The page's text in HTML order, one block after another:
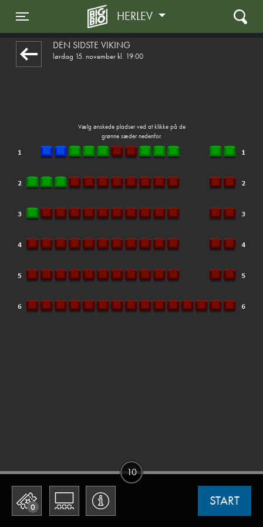
Toggle navigation
HERLEV
DEN SIDSTE VIKING
lørdag 15. november kl. 19:00
Vælg ønskede pladser ved at klikke på de
grønne sæder nedenfor.
0 START
10
front05-temp 083531